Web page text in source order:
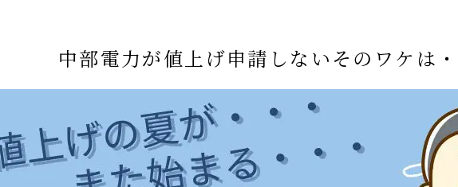
中部電力が値上げ申請しないそのワケは・